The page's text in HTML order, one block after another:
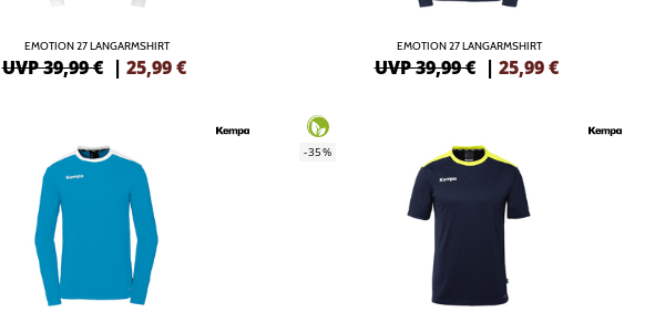
EMOTION 27 LANGARMSHIRT
UVP 39,99 € | 25,99 €
EMOTION 27 LANGARMSHIRT
UVP 39,99 € | 25,99 €
-35%